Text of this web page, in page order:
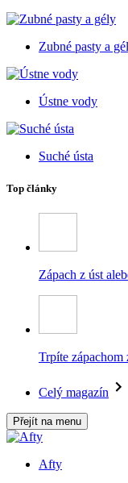
Zubné pasty a
Ústne vody
Suché ústa
Top články
Zápach z úst
Trpíte zápachom
Celý magazín
Přejít na menu
Afty